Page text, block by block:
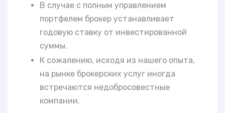
В случае с полным управлением
портфелем брокер устанавливает
годовую ставку от инвестированной
суммы.
К сожалению, исходя из нашего опыта,
на рынке брокерских услуг иногда
встречаются недобросовестные
компании.